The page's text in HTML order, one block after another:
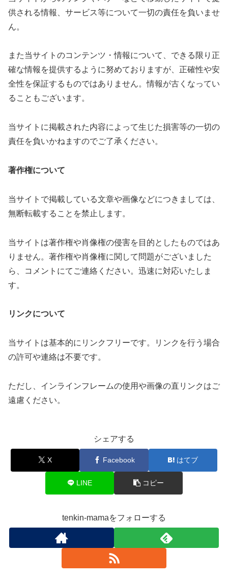
供される情報、サービス等について一切の責任を負いませ
ん。
また当サイトのコンテンツ・情報について、できる限り正
確な情報を提供するように努めておりますが、正確性や安
全性を保証するものではありません。情報が古くなってい
ることもございます。
当サイトに掲載された内容によって生じた損害等の一切の
責任を負いかねますのでご了承ください。
著作権について
当サイトで掲載している文章や画像などにつきましては、
無断転載することを禁止します。
当サイトは著作権や肖像権の侵害を目的としたものではあ
りません。著作権や肖像権に関して問題がございました
ら、コメントにてご連絡ください。迅速に対応いたしま
す。
リンクについて
当サイトは基本的にリンクフリーです。リンクを行う場合
の許可や連絡は不要です。
ただし、インラインフレームの使用や画像の直リンクはご
遠慮ください。
シェアする
X Facebook はてブ
LINE コピー
tenkin-mamaをフォローする